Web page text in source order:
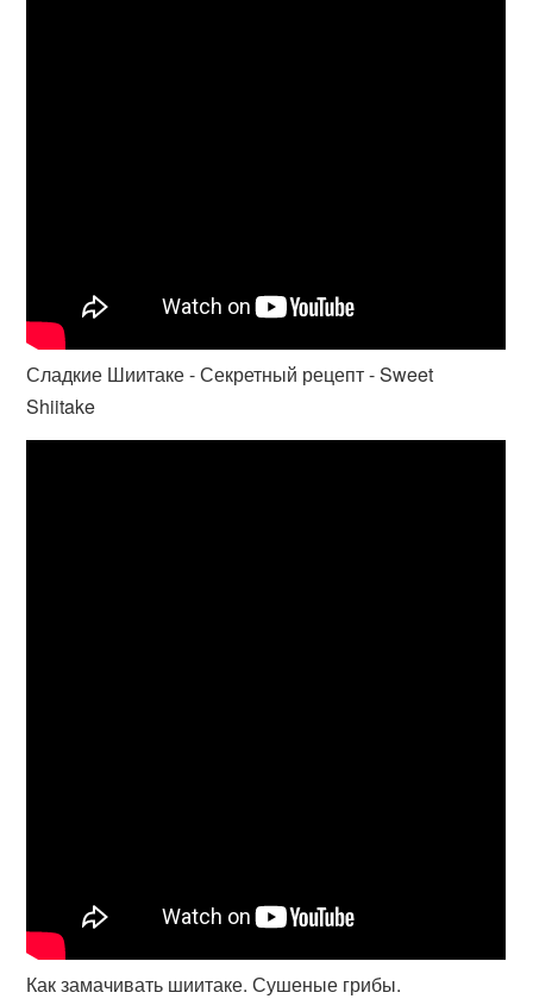
Сладкие Шиитаке - Секретный рецепт - Sweet
Shiitake
Как замачивать шиитаке. Сушеные грибы.